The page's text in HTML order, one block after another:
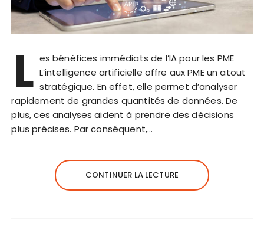
L es bénéfices immédiats de l’IA pour les PME
L’intelligence artificielle offre aux PME un atout
stratégique. En effet, elle permet d’analyser
rapidement de grandes quantités de données. De
plus, ces analyses aident à prendre des décisions
plus précises. Par conséquent,…
CONTINUER LA LECTURE